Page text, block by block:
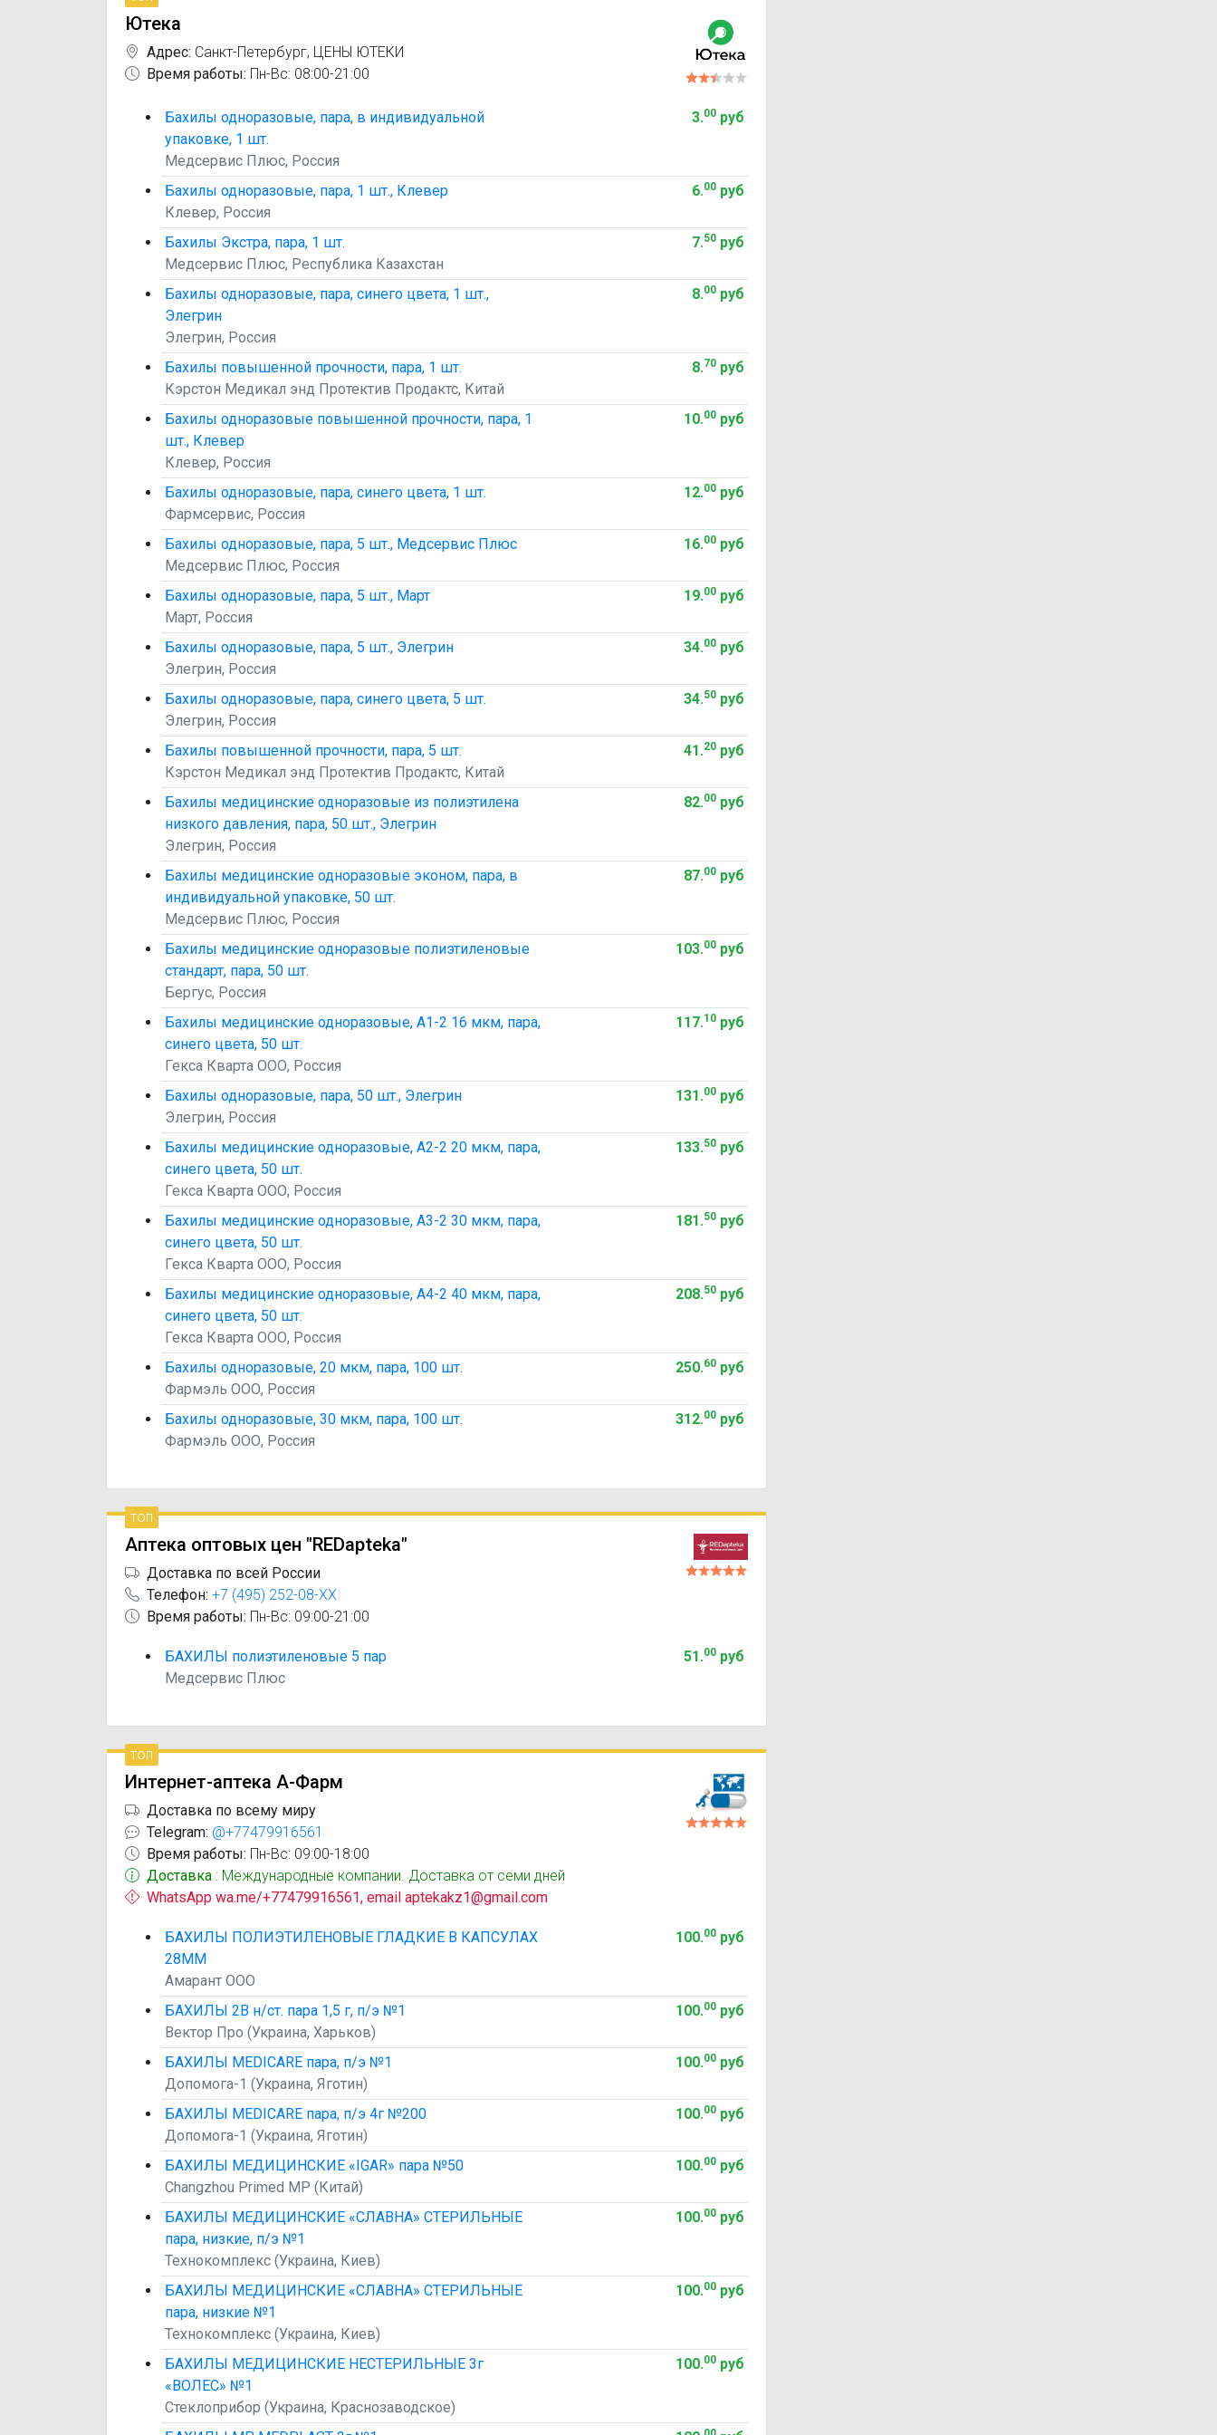
Ютека
Адрес: Санкт-Петербург, ЦЕНЫ ЮТЕКИ
Время работы: Пн-Вс: 08:00-21:00
Бахилы одноразовые, пара, в индивидуальной
упаковке, 1 шт.
Медсервис Плюс, Россия
3.00руб
Бахилы одноразовые, пара, 1 шт., Клевер
Клевер, Россия
6.00руб
Бахилы Экстра, пара, 1 шт.
Медсервис Плюс, Республика Казахстан
7.50руб
Бахилы одноразовые, пара, синего цвета, 1 шт.,
Элегрин
Элегрин, Россия
8.00руб
Бахилы повышенной прочности, пара, 1 шт.
Кэрстон Медикал энд Протектив Продактс, Китай
8.70руб
Бахилы одноразовые повышенной прочности, пара, 1
шт., Клевер
Клевер, Россия
10.00руб
Бахилы одноразовые, пара, синего цвета, 1 шт.
Фармсервис, Россия
12.00руб
Бахилы одноразовые, пара, 5 шт., Медсервис Плюс
Медсервис Плюс, Россия
16.00руб
Бахилы одноразовые, пара, 5 шт., Март
Март, Россия
19.00руб
Бахилы одноразовые, пара, 5 шт., Элегрин
Элегрин, Россия
34.00руб
Бахилы одноразовые, пара, синего цвета, 5 шт.
Элегрин, Россия
34.50руб
Бахилы повышенной прочности, пара, 5 шт.
Кэрстон Медикал энд Протектив Продактс, Китай
41.20руб
Бахилы медицинские одноразовые из полиэтилена
низкого давления, пара, 50 шт., Элегрин
Элегрин, Россия
82.00руб
Бахилы медицинские одноразовые эконом, пара, в
индивидуальной упаковке, 50 шт.
Медсервис Плюс, Россия
87.00руб
Бахилы медицинские одноразовые полиэтиленовые
стандарт, пара, 50 шт.
Бергус, Россия
103.00руб
Бахилы медицинские одноразовые, А1-2 16 мкм, пара,
синего цвета, 50 шт.
Гекса Кварта ООО, Россия
117.10руб
Бахилы одноразовые, пара, 50 шт., Элегрин
Элегрин, Россия
131.00руб
Бахилы медицинские одноразовые, А2-2 20 мкм, пара,
синего цвета, 50 шт.
Гекса Кварта ООО, Россия
133.50руб
Бахилы медицинские одноразовые, А3-2 30 мкм, пара,
синего цвета, 50 шт.
Гекса Кварта ООО, Россия
181.50руб
Бахилы медицинские одноразовые, А4-2 40 мкм, пара,
синего цвета, 50 шт.
Гекса Кварта ООО, Россия
208.50руб
Бахилы одноразовые, 20 мкм, пара, 100 шт.
Фармэль ООО, Россия
250.60руб
Бахилы одноразовые, 30 мкм, пара, 100 шт.
Фармэль ООО, Россия
312.00руб
топ
Аптека оптовых цен "REDapteka"
Доставка по всей России
Телефон: +7 (495) 252-08-XX
Время работы: Пн-Вс: 09:00-21:00
БАХИЛЫ полиэтиленовые 5 пар
Медсервис Плюс
51.00руб
топ
Интернет-аптека А-Фарм
Доставка по всему миру
Telegram: @+77479916561
Время работы: Пн-Вс: 09:00-18:00
Доставка : Международные компании. Доставка от семи дней
WhatsApp wa.me/+77479916561, email aptekakz1@gmail.com
БАХИЛЫ ПОЛИЭТИЛЕНОВЫЕ ГЛАДКИЕ В КАПСУЛАХ
28ММ
Амарант ООО
100.00руб
БАХИЛЫ 2В н/ст. пара 1,5 г, п/э №1
Вектор Про (Украина, Харьков)
100.00руб
БАХИЛЫ MEDICARE пара, п/э №1
Допомога-1 (Украина, Яготин)
100.00руб
БАХИЛЫ MEDICARE пара, п/э 4г №200
Допомога-1 (Украина, Яготин)
100.00руб
БАХИЛЫ МЕДИЦИНСКИЕ «IGAR» пара №50
Changzhou Primed MP (Китай)
100.00руб
БАХИЛЫ МЕДИЦИНСКИЕ «СЛАВНА» СТЕРИЛЬНЫЕ
пара, низкие, п/э №1
Технокомплекс (Украина, Киев)
100.00руб
БАХИЛЫ МЕДИЦИНСКИЕ «СЛАВНА» СТЕРИЛЬНЫЕ
пара, низкие №1
Технокомплекс (Украина, Киев)
100.00руб
БАХИЛЫ МЕДИЦИНСКИЕ НЕСТЕРИЛЬНЫЕ 3г
«ВОЛЕС» №1
Стеклоприбор (Украина, Краснозаводское)
100.00руб